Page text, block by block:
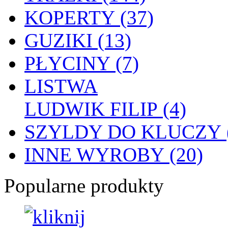
KOPERTY (37)
GUZIKI (13)
PŁYCINY (7)
LISTWA
LUDWIK FILIP (4)
SZYLDY DO KLUCZY
INNE WYROBY (20)
Popularne produkty